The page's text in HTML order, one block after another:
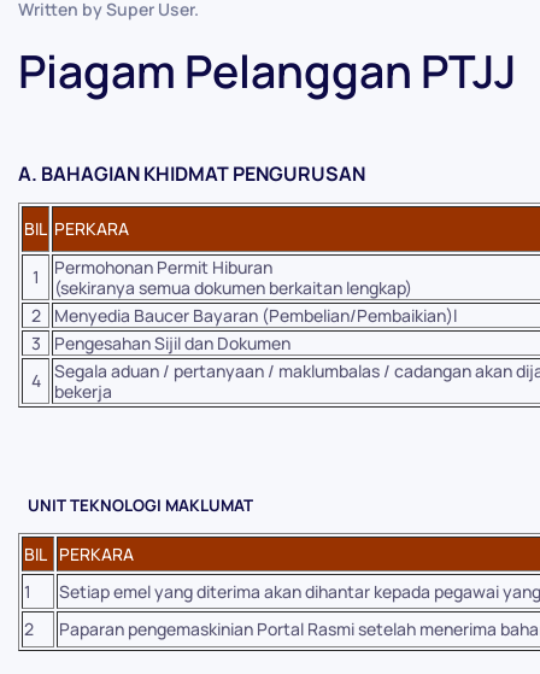
Written by Super User.
Piagam Pelanggan PTJJ
A. BAHAGIAN KHIDMAT PENGURUSAN
BIL PERKARA
1
Permohonan Permit Hiburan
(sekiranya semua dokumen berkaitan lengkap)
2
Menyedia Baucer Bayaran (Pembelian/Pembaikian)l
3
Pengesahan Sijil dan Dokumen
4
Segala aduan / pertanyaan / maklumbalas / cadangan akan
bekerja
UNIT TEKNOLOGI MAKLUMAT
BIL PERKARA
1
Setiap emel yang diterima akan dihantar kepada pegawai
2
Paparan pengemaskinian Portal Rasmi setelah menerima